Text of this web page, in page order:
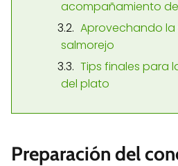
acompañamiento
Aprovechando la
salmorejo
Tips finales para
del plato
Preparación del